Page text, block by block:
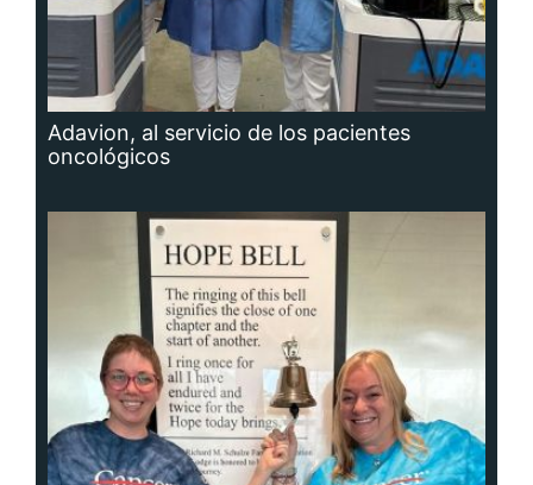
Adavion, al servicio de los pacientes
oncológicos